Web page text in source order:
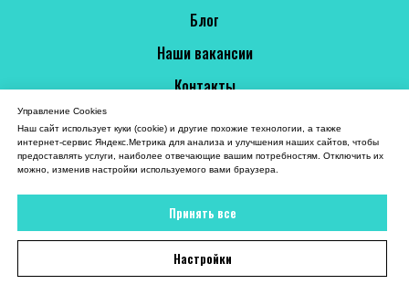
Клиентам:
Наши вакансии
Контакты
Блог
Услуги и цены
Доставка вещей в
химчистку
Программа лояльности
Акции и скидки
Управление Cookies
Наш сайт использует куки (cookie) и другие похожие технологии, а также
интернет-сервис Яндекс.Метрика для анализа и улучшения наших сайтов, чтобы
предоставлять услуги, наиболее отвечающие вашим потребностям. Отключить их
можно, изменив настройки используемого вами браузера.
Принять все
Настройки